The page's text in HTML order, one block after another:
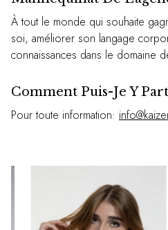
À tout le monde qui souhaite
soi, améliorer son langage
connaissances dans le domaine
Comment Puis-Je Y
Pour toute information: